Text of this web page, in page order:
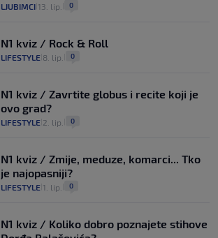
LJUBIMCI 13. lip. 0
N1 kviz / Rock & Roll
LIFESTYLE 8. lip. 0
N1 kviz / Zavrtite globus i recite koji je
ovo grad?
LIFESTYLE 2. lip. 0
N1 kviz / Zmije, meduze, komarci... Tko
je najopasniji?
LIFESTYLE 1. lip. 0
N1 kviz / Koliko dobro poznajete stihove